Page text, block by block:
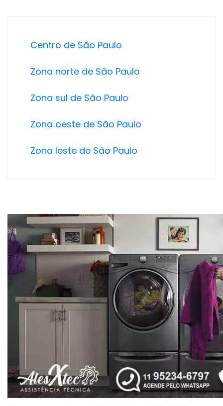
Centro de São Paulo
Zona norte de São Paulo
Zona sul de São Paulo
Zona oeste de São Paulo
Zona leste de São Paulo